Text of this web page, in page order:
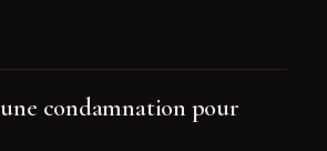
une condamnation pour